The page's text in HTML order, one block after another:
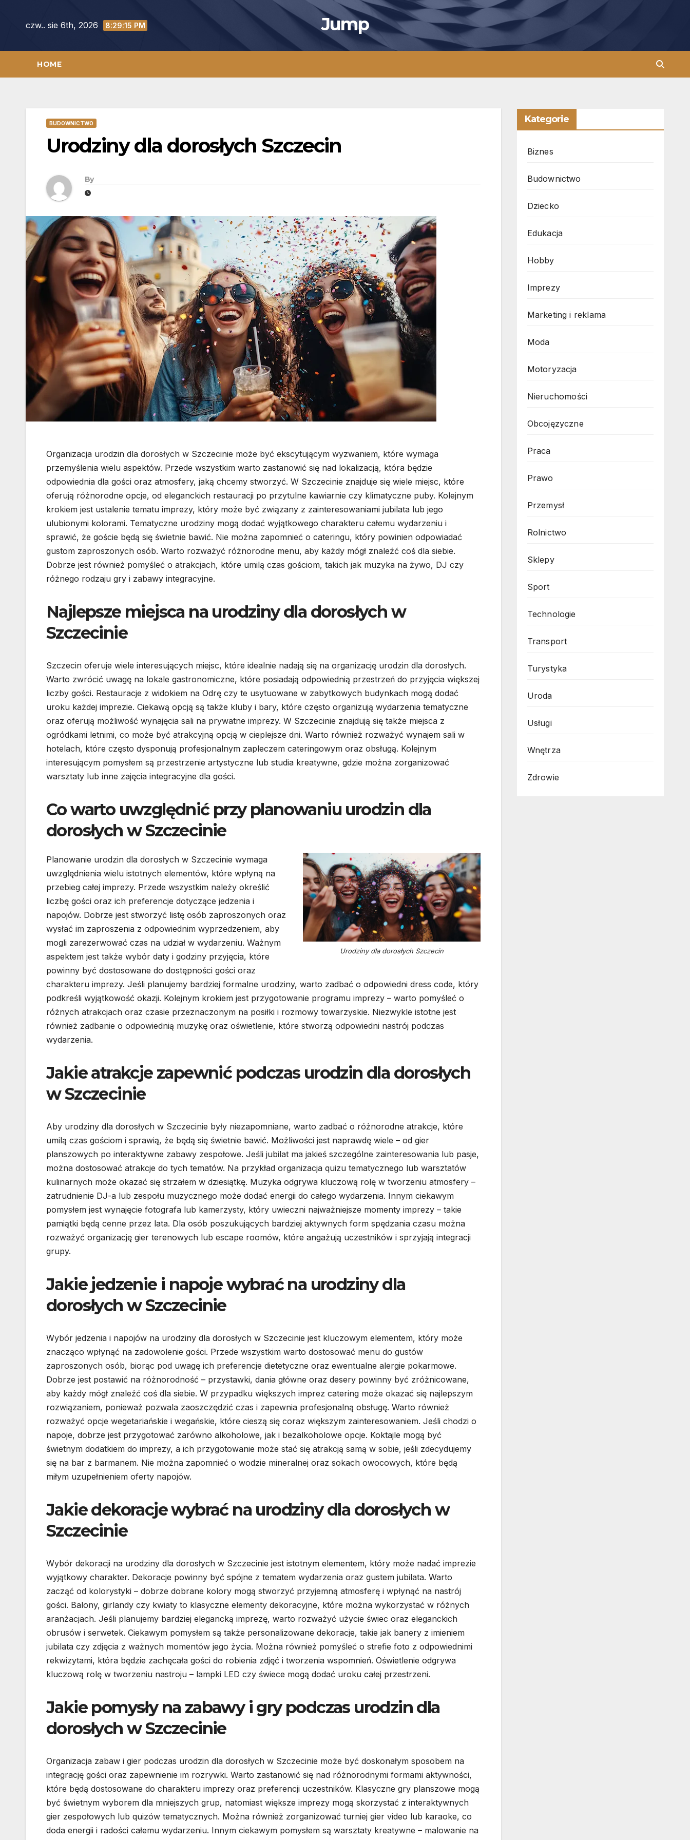
czw.. sie 6th, 2026 8:29:16 PM Jump
HOME
BUDOWNICTWO
Urodziny dla dorosłych Szczecin
By
Organizacja urodzin dla dorosłych w Szczecinie może być ekscytującym wyzwaniem, które wymaga
przemyślenia wielu aspektów. Przede wszystkim warto zastanowić się nad lokalizacją, która będzie
odpowiednia dla gości oraz atmosfery, jaką chcemy stworzyć. W Szczecinie znajduje się wiele miejsc, które
oferują różnorodne opcje, od eleganckich restauracji po przytulne kawiarnie czy klimatyczne puby. Kolejnym
krokiem jest ustalenie tematu imprezy, który może być związany z zainteresowaniami jubilata lub jego
ulubionymi kolorami. Tematyczne urodziny mogą dodać wyjątkowego charakteru całemu wydarzeniu i
sprawić, że goście będą się świetnie bawić. Nie można zapomnieć o cateringu, który powinien odpowiadać
gustom zaproszonych osób. Warto rozważyć różnorodne menu, aby każdy mógł znaleźć coś dla siebie.
Dobrze jest również pomyśleć o atrakcjach, które umilą czas gościom, takich jak muzyka na żywo, DJ czy
różnego rodzaju gry i zabawy integracyjne.
Najlepsze miejsca na urodziny dla dorosłych w
Szczecinie
Szczecin oferuje wiele interesujących miejsc, które idealnie nadają się na organizację urodzin dla dorosłych.
Warto zwrócić uwagę na lokale gastronomiczne, które posiadają odpowiednią przestrzeń do przyjęcia większej
liczby gości. Restauracje z widokiem na Odrę czy te usytuowane w zabytkowych budynkach mogą dodać
uroku każdej imprezie. Ciekawą opcją są także kluby i bary, które często organizują wydarzenia tematyczne
oraz oferują możliwość wynajęcia sali na prywatne imprezy. W Szczecinie znajdują się także miejsca z
ogródkami letnimi, co może być atrakcyjną opcją w cieplejsze dni. Warto również rozważyć wynajem sali w
hotelach, które często dysponują profesjonalnym zapleczem cateringowym oraz obsługą. Kolejnym
interesującym pomysłem są przestrzenie artystyczne lub studia kreatywne, gdzie można zorganizować
warsztaty lub inne zajęcia integracyjne dla gości.
Co warto uwzględnić przy planowaniu urodzin dla
dorosłych w Szczecinie
Urodziny dla dorosłych Szczecin
Planowanie urodzin dla dorosłych w Szczecinie wymaga
uwzględnienia wielu istotnych elementów, które wpłyną na
przebieg całej imprezy. Przede wszystkim należy określić
liczbę gości oraz ich preferencje dotyczące jedzenia i
napojów. Dobrze jest stworzyć listę osób zaproszonych oraz
wysłać im zaproszenia z odpowiednim wyprzedzeniem, aby
mogli zarezerwować czas na udział w wydarzeniu. Ważnym
aspektem jest także wybór daty i godziny przyjęcia, które
powinny być dostosowane do dostępności gości oraz
charakteru imprezy. Jeśli planujemy bardziej formalne urodziny, warto zadbać o odpowiedni dress code, który
podkreśli wyjątkowość okazji. Kolejnym krokiem jest przygotowanie programu imprezy – warto pomyśleć o
różnych atrakcjach oraz czasie przeznaczonym na posiłki i rozmowy towarzyskie. Niezwykle istotne jest
również zadbanie o odpowiednią muzykę oraz oświetlenie, które stworzą odpowiedni nastrój podczas
wydarzenia.
Jakie atrakcje zapewnić podczas urodzin dla dorosłych
w Szczecinie
Aby urodziny dla dorosłych w Szczecinie były niezapomniane, warto zadbać o różnorodne atrakcje, które
umilą czas gościom i sprawią, że będą się świetnie bawić. Możliwości jest naprawdę wiele – od gier
planszowych po interaktywne zabawy zespołowe. Jeśli jubilat ma jakieś szczególne zainteresowania lub pasje,
można dostosować atrakcje do tych tematów. Na przykład organizacja quizu tematycznego lub warsztatów
kulinarnych może okazać się strzałem w dziesiątkę. Muzyka odgrywa kluczową rolę w tworzeniu atmosfery –
zatrudnienie DJ-a lub zespołu muzycznego może dodać energii do całego wydarzenia. Innym ciekawym
pomysłem jest wynajęcie fotografa lub kamerzysty, który uwieczni najważniejsze momenty imprezy – takie
pamiątki będą cenne przez lata. Dla osób poszukujących bardziej aktywnych form spędzania czasu można
rozważyć organizację gier terenowych lub escape roomów, które angażują uczestników i sprzyjają integracji
grupy.
Jakie jedzenie i napoje wybrać na urodziny dla
dorosłych w Szczecinie
Wybór jedzenia i napojów na urodziny dla dorosłych w Szczecinie jest kluczowym elementem, który może
znacząco wpłynąć na zadowolenie gości. Przede wszystkim warto dostosować menu do gustów
zaproszonych osób, biorąc pod uwagę ich preferencje dietetyczne oraz ewentualne alergie pokarmowe.
Dobrze jest postawić na różnorodność – przystawki, dania główne oraz desery powinny być zróżnicowane,
aby każdy mógł znaleźć coś dla siebie. W przypadku większych imprez catering może okazać się najlepszym
rozwiązaniem, ponieważ pozwala zaoszczędzić czas i zapewnia profesjonalną obsługę. Warto również
rozważyć opcje wegetariańskie i wegańskie, które cieszą się coraz większym zainteresowaniem. Jeśli chodzi o
napoje, dobrze jest przygotować zarówno alkoholowe, jak i bezalkoholowe opcje. Koktajle mogą być
świetnym dodatkiem do imprezy, a ich przygotowanie może stać się atrakcją samą w sobie, jeśli zdecydujemy
się na bar z barmanem. Nie można zapomnieć o wodzie mineralnej oraz sokach owocowych, które będą
miłym uzupełnieniem oferty napojów.
Jakie dekoracje wybrać na urodziny dla dorosłych w
Szczecinie
Wybór dekoracji na urodziny dla dorosłych w Szczecinie jest istotnym elementem, który może nadać imprezie
wyjątkowy charakter. Dekoracje powinny być spójne z tematem wydarzenia oraz gustem jubilata. Warto
zacząć od kolorystyki – dobrze dobrane kolory mogą stworzyć przyjemną atmosferę i wpłynąć na nastrój
gości. Balony, girlandy czy kwiaty to klasyczne elementy dekoracyjne, które można wykorzystać w różnych
aranżacjach. Jeśli planujemy bardziej elegancką imprezę, warto rozważyć użycie świec oraz eleganckich
obrusów i serwetek. Ciekawym pomysłem są także personalizowane dekoracje, takie jak banery z imieniem
jubilata czy zdjęcia z ważnych momentów jego życia. Można również pomyśleć o strefie foto z odpowiednimi
rekwizytami, która będzie zachęcała gości do robienia zdjęć i tworzenia wspomnień. Oświetlenie odgrywa
kluczową rolę w tworzeniu nastroju – lampki LED czy świece mogą dodać uroku całej przestrzeni.
Jakie pomysły na zabawy i gry podczas urodzin dla
dorosłych w Szczecinie
Organizacja zabaw i gier podczas urodzin dla dorosłych w Szczecinie może być doskonałym sposobem na
integrację gości oraz zapewnienie im rozrywki. Warto zastanowić się nad różnorodnymi formami aktywności,
które będą dostosowane do charakteru imprezy oraz preferencji uczestników. Klasyczne gry planszowe mogą
być świetnym wyborem dla mniejszych grup, natomiast większe imprezy mogą skorzystać z interaktywnych
gier zespołowych lub quizów tematycznych. Można również zorganizować turniej gier video lub karaoke, co
doda energii i radości całemu wydarzeniu. Innym ciekawym pomysłem są warsztaty kreatywne – malowanie na
Kategorie
Biznes
Budownictwo
Dziecko
Edukacja
Hobby
Imprezy
Marketing i reklama
Moda
Motoryzacja
Nieruchomości
Obcojęzyczne
Praca
Prawo
Przemysł
Rolnictwo
Sklepy
Sport
Technologie
Transport
Turystyka
Uroda
Usługi
Wnętrza
Zdrowie